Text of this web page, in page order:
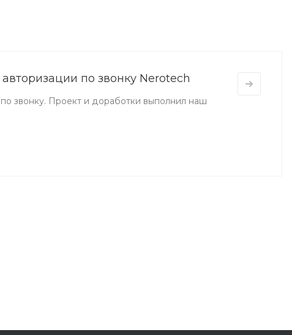
по звонку Nerotech
звонку. Проект и доработки выполнил наш